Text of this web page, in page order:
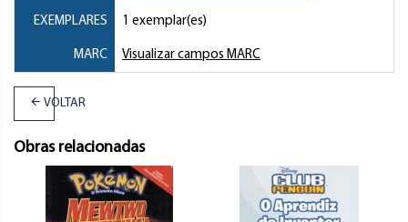
EXEMPLARES 1 exemplar(es)
MARC Visualizar campos MARC
VOLTAR
Obras relacionadas